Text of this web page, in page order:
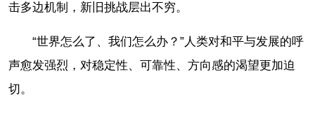
击多边机制，新旧挑战层出不穷。
“世界怎么了、我们怎么办？”人类对和平与发展的呼
声愈发强烈，对稳定性、可靠性、方向感的渴望更加迫
切。